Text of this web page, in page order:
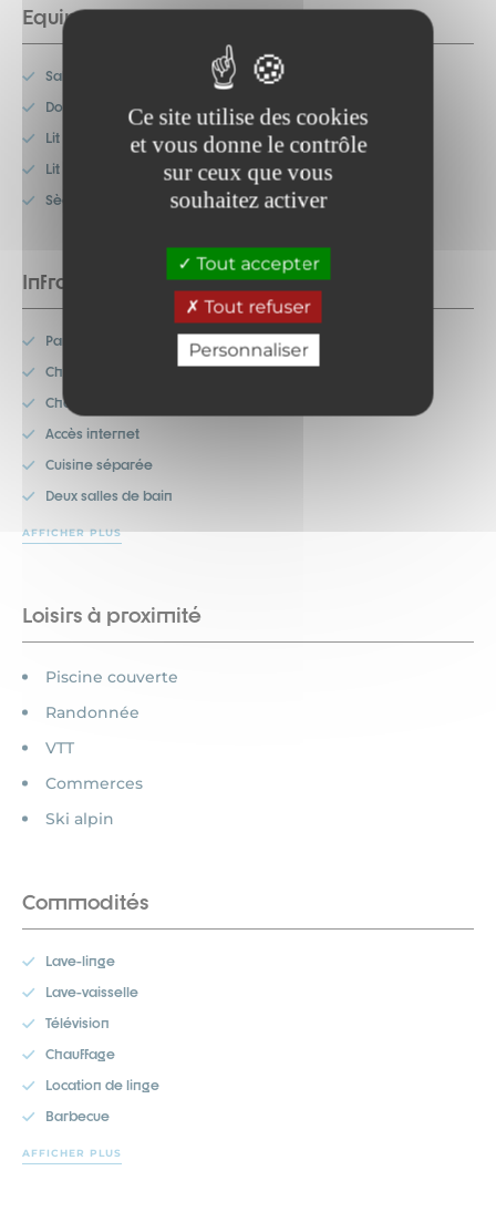
Ce site utilise des cookies
et vous donne le contrôle
sur ceux que vous
souhaitez activer
Tout accepter
Tout refuser
Personnaliser
Equipements
Salle de bain
Douche
Lit double
Lit superposé
Sèche-cheveux
Infrastructures
Parking privé
Chambre simple
Chambre(s) en rez-de-chaussée
Accès internet
Cuisine séparée
Deux salles de bain
AFFICHER PLUS
Loisirs à proximité
Piscine couverte
Randonnée
VTT
Commerces
Ski alpin
Commodités
Lave-linge
Lave-vaisselle
Télévision
Chauffage
Location de linge
Barbecue
AFFICHER PLUS